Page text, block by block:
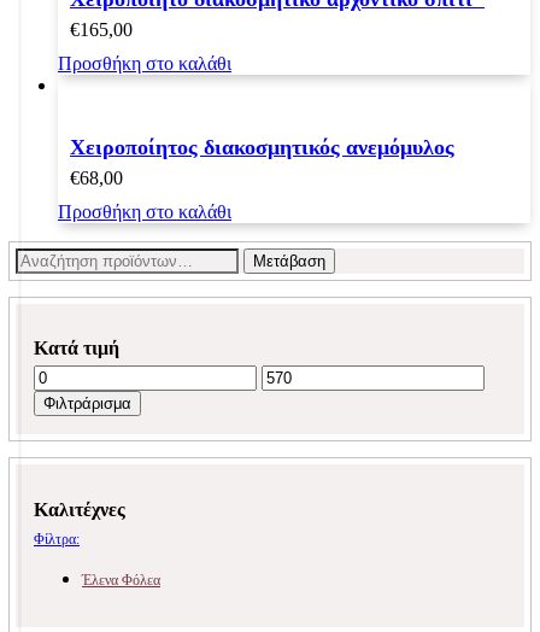
€165,00
Προσθήκη στο καλάθι
Χειροποίητος διακοσμητικός ανεμόμυλος
€68,00
Προσθήκη στο καλάθι
Αναζήτηση
για:
Μετάβαση
Κατά τιμή
Ελάχιστη
τιμή
Μέγιστη
τιμή
Φιλτράρισμα
Καλιτέχνες
Φίλτρα:
Έλενα Φόλεα